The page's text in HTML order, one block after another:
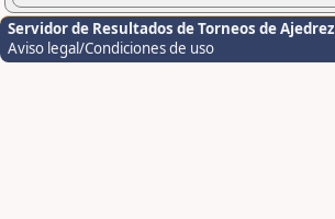
Servidor de Resultados de Torneos de Ajedrez
Aviso legal/Condiciones de uso